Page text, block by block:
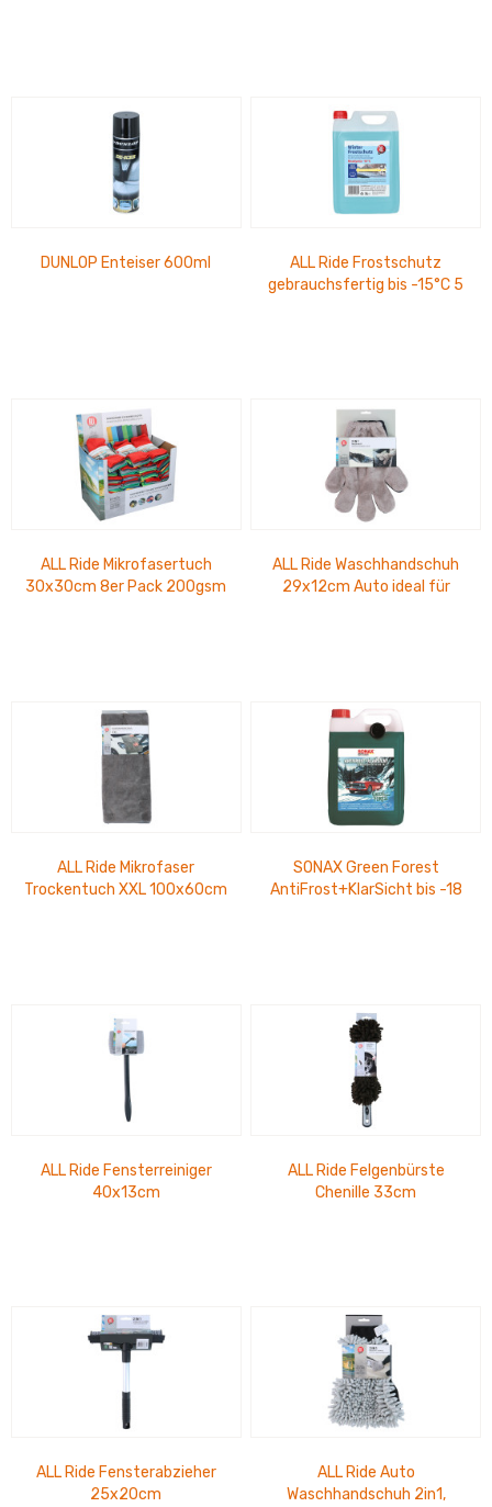
DUNLOP Enteiser 600ml
ALL Ride Frostschutz
gebrauchsfertig bis -15°C 5
ALL Ride Mikrofasertuch
30x30cm 8er Pack 200gsm
ALL Ride Waschhandschuh
29x12cm Auto ideal für
ALL Ride Mikrofaser
Trockentuch XXL 100x60cm
SONAX Green Forest
AntiFrost+KlarSicht bis -18
ALL Ride Fensterreiniger
40x13cm
ALL Ride Felgenbürste
Chenille 33cm
ALL Ride Fensterabzieher
25x20cm
ALL Ride Auto
Waschhandschuh 2in1,